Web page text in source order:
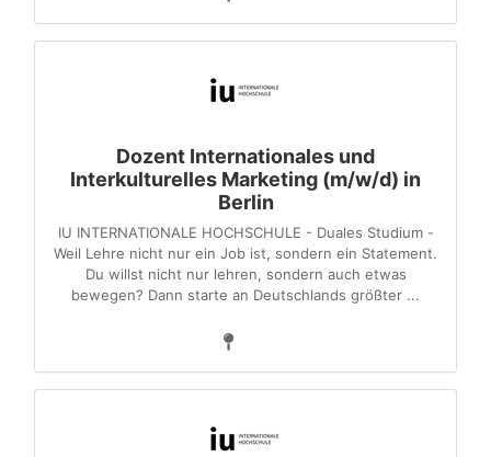
Dozent Internationales und
Interkulturelles Marketing (m/w/d) in
Berlin
IU INTERNATIONALE HOCHSCHULE - Duales Studium -
Weil Lehre nicht nur ein Job ist, sondern ein Statement.
Du willst nicht nur lehren, sondern auch etwas
bewegen? Dann starte an Deutschlands größter ...